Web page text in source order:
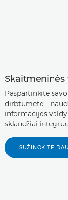
Skaitmeninės
Paspartinkite
dirbtumėte –
informacijos
sklandžiai
SUŽINOKITE